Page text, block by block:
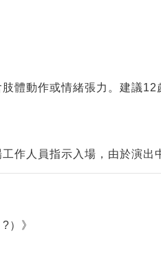
體動作或情緒張力。建議12
作人員指示入場，由於演出
）》